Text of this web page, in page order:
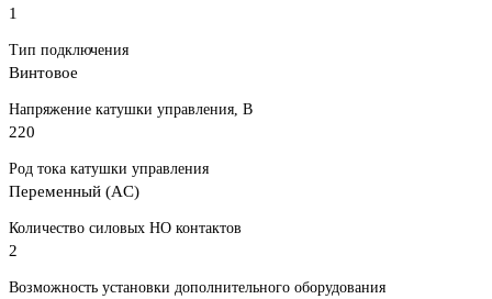
1
Тип подключения
Винтовое
Напряжение катушки управления, В
220
Род тока катушки управления
Переменный (AC)
Количество силовых НО контактов
2
Возможность установки дополнительного оборудования